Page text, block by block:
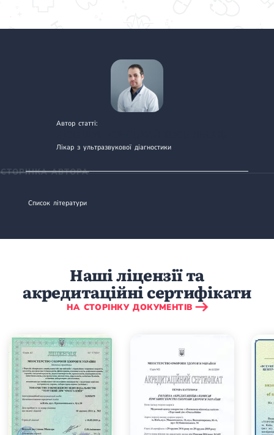
Автор статті:
Лікар з ультразвукової діагностики
СТОРІНКА АВТОРА
Список літератури
Наші ліцензії та
акредитаційні сертифікати
НА СТОРІНКУ ДОКУМЕНТІВ